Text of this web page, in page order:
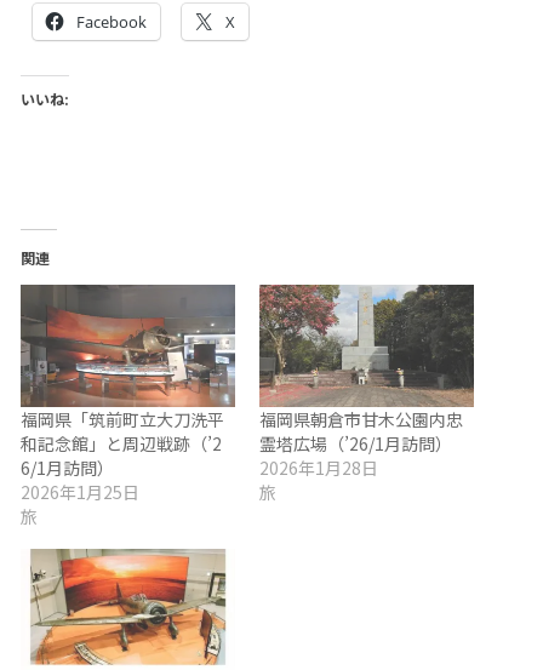
Facebook X
いいね:
関連
福岡県「筑前町立大刀洗平
和記念館」と周辺戦跡（’2
6/1月訪問）
2026年1月25日
旅
福岡県朝倉市甘木公園内忠
霊塔広場（’26/1月訪問）
2026年1月28日
旅